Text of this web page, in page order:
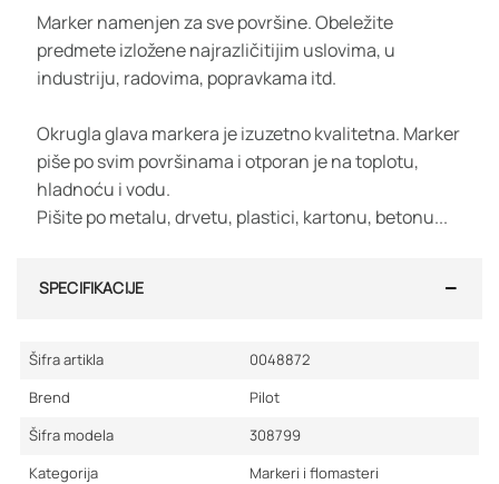
Marker namenjen za sve površine. Obeležite
predmete izložene najrazličitijim uslovima, u
industriju, radovima, popravkama itd.
Okrugla glava markera je izuzetno kvalitetna. Marker
piše po svim površinama i otporan je na toplotu,
hladnoću i vodu.
Pišite po metalu, drvetu, plastici, kartonu, betonu...
SPECIFIKACIJE
Šifra artikla
0048872
Brend
Pilot
Šifra modela
308799
Kategorija
Markeri i flomasteri